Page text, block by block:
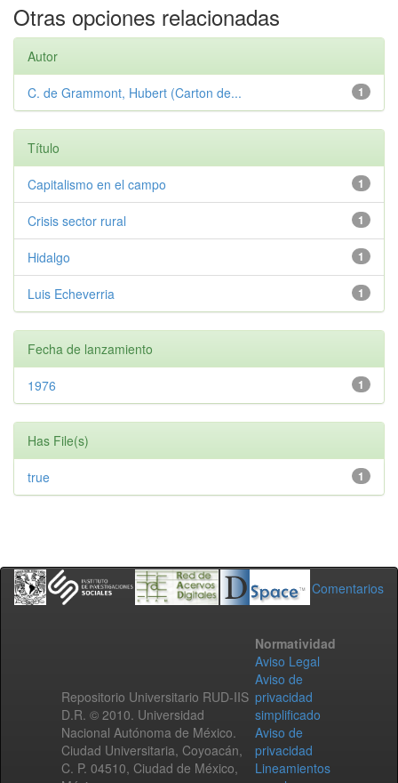
Otras opciones relacionadas
Autor
1
C. de Grammont, Hubert (Carton de...
Título
1
Capitalismo en el campo
1
Crisis sector rural
1
Hidalgo
1
Luis Echeverria
Fecha de lanzamiento
1
1976
Has File(s)
1
true
Comentarios
Repositorio Universitario RUD-IIS
D.R. © 2010. Universidad
Nacional Autónoma de México.
Ciudad Universitaria, Coyoacán,
C. P. 04510, Ciudad de México,
Normatividad
Aviso Legal
Aviso de
privacidad
simplificado
Aviso de
privacidad
Lineamientos